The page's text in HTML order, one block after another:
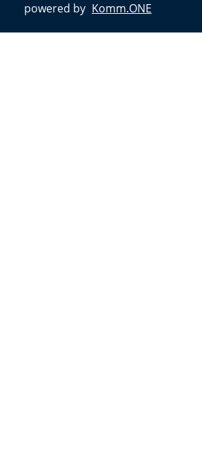
powered by Komm.ONE